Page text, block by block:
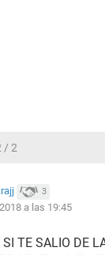
/ 2
3
a las 19:45
TE SALIO DE